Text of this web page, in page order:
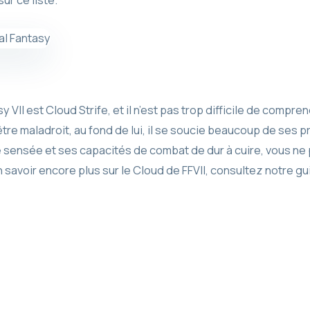
VII est Cloud Strife, et il n’est pas trop difficile de
maladroit, au fond de lui, il se soucie beaucoup de ses
et ses capacités de combat de dur à cuire, vous
savoir encore plus sur le Cloud de FFVII, consultez notre